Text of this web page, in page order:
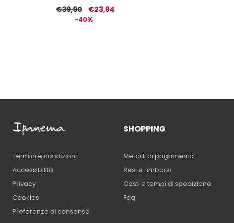
€39,90 €23,94
-40%
Termini e condizioni
Accessibilità
Privacy
Cookies
Preferenze di consenso
SHOPPING
Metodi di pagamento
Resi e rimborsi
Costi e tempi di spedizione
Faq